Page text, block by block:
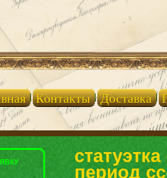
Контакты Доставка
период